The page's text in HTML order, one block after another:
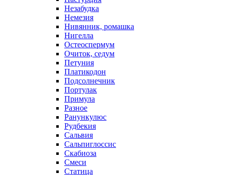
Незабудка
Немезия
Нивянник, ромашка
Нигелла
Остеоспермум
Очиток, седум
Петуния
Платикодон
Подсолнечник
Портулак
Примула
Разное
Ранункулюс
Рудбекия
Сальвия
Сальпиглоссис
Скабиоза
Смеси
Статица